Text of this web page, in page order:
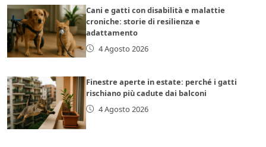
Cani e gatti con disabilità e malattie
croniche: storie di resilienza e
adattamento
4 Agosto 2026
Finestre aperte in estate: perché i gatti
rischiano più cadute dai balconi
4 Agosto 2026